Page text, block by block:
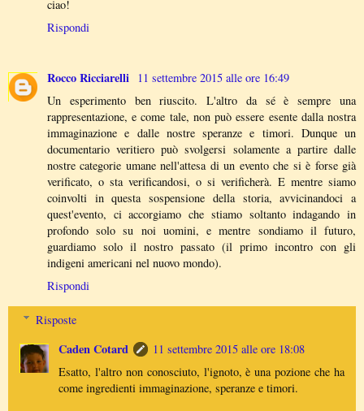
ciao!
Rispondi
Rocco Ricciarelli
11 settembre 2015 alle ore 16:49
Un esperimento ben riuscito. L'altro da sé è sempre una
rappresentazione, e come tale, non può essere esente dalla nostra
immaginazione e dalle nostre speranze e timori. Dunque un
documentario veritiero può svolgersi solamente a partire dalle
nostre categorie umane nell'attesa di un evento che si è forse già
verificato, o sta verificandosi, o si verificherà. E mentre siamo
coinvolti in questa sospensione della storia, avvicinandoci a
quest'evento, ci accorgiamo che stiamo soltanto indagando in
profondo solo su noi uomini, e mentre sondiamo il futuro,
guardiamo solo il nostro passato (il primo incontro con gli
indigeni americani nel nuovo mondo).
Rispondi
Risposte
Caden Cotard
11 settembre 2015 alle ore 18:08
Esatto, l'altro non conosciuto, l'ignoto, è una pozione che ha
come ingredienti immaginazione, speranze e timori.